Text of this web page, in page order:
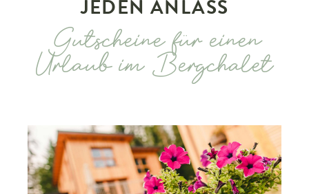
JEDEN ANLASS
Gutscheine für einen
Urlaub im Bergchalet